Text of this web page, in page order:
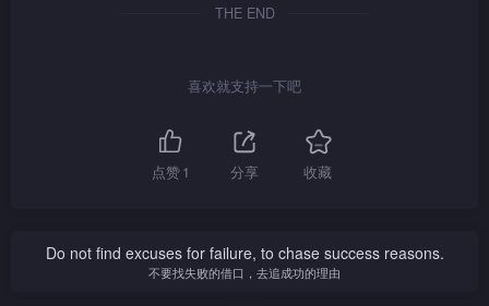
战结果如何？
鸣鸟语，份外写意自在！诺懿
地一个1600呎的家，何以大表
食。
艺。两兄弟到健身室运动后，
号可曾为他带来压力？
THE END
喜欢就支持一下吧
点赞1 分享 收藏
Do not find excuses for failure, to chase success reasons.
不要找失败的借口，去追成功的理由